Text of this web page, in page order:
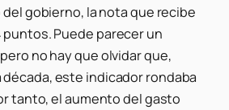
gobierno, la nota que recibe
puntos. Puede parecer un
no hay que olvidar que,
este indicador rondaba
tanto, el aumento del gasto